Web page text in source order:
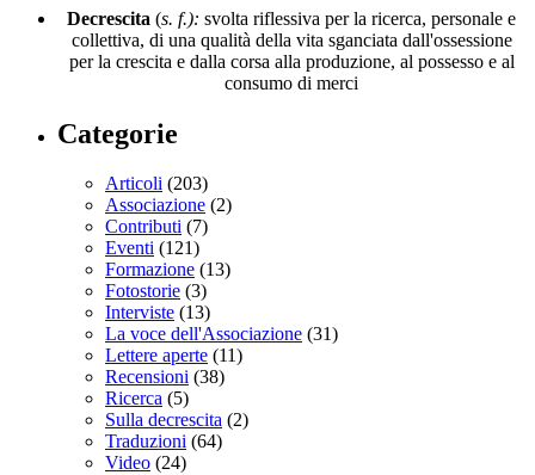
Decrescita (s. f.): svolta riflessiva per la ricerca, personale e
collettiva, di una qualità della vita sganciata dall'ossessione
per la crescita e dalla corsa alla produzione, al possesso e al
consumo di merci
Categorie
Articoli (203)
Associazione (2)
Contributi (7)
Eventi (121)
Formazione (13)
Fotostorie (3)
Interviste (13)
La voce dell'Associazione (31)
Lettere aperte (11)
Recensioni (38)
Ricerca (5)
Sulla decrescita (2)
Traduzioni (64)
Video (24)